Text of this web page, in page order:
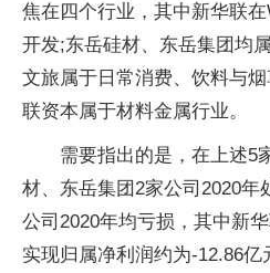
焦在四个行业，其中新华联
开发;东岳硅材、东岳集团均
文旅属于日常消费、饮料与
联资本属于材料金属行业。
需要指出的是，在上述5
材、东岳集团2家公司2020年
公司2020年均亏损，其中新
实现归属净利润约为-12.86亿